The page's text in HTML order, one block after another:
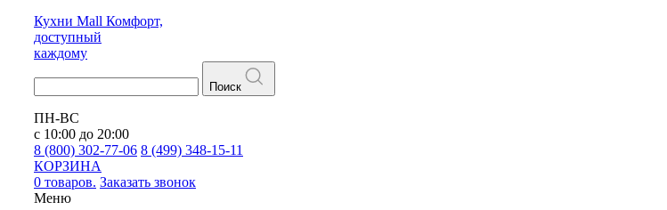
Кухни Mall Комфорт,
доступный
каждому
Поиск
ПН-ВС
с 10:00 до 20:00
8 (800) 302-77-06 8 (499) 348-15-11
КОРЗИНА
0 товаров. Заказать звонок
Меню